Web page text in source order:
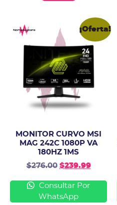
¡Oferta!
MONITOR CURVO MSI
MAG 242C 1080P VA
180HZ 1MS
$276.00 $239.99
Consultar Por
WhatsApp